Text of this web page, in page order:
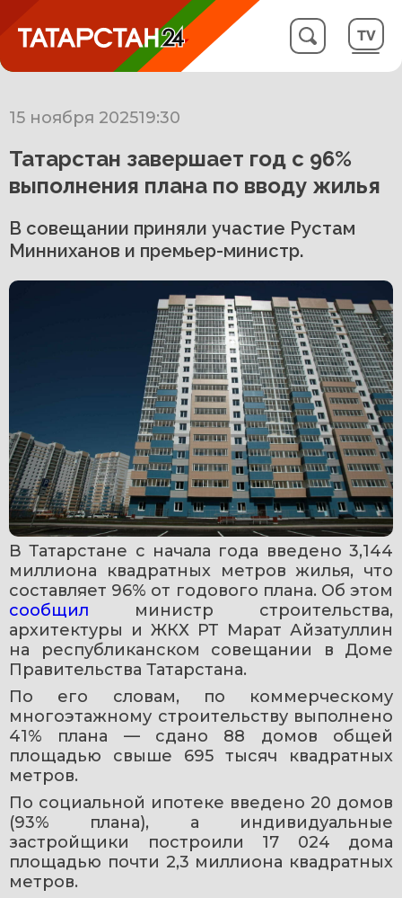
15 ноября 202519:30
Татарстан завершает год с 96%
выполнения плана по вводу жилья
В совещании приняли участие Рустам
Минниханов и премьер-министр.
В Татарстане с начала года введено 3,144
миллиона квадратных метров жилья, что
сообщил министр строительства,
архитектуры и ЖКХ РТ Марат Айзатуллин
на республиканском совещании в Доме
Правительства Татарстана.
По его словам, по коммерческому
многоэтажному строительству выполнено
41% плана — сдано 88 домов общей
площадью свыше 695 тысяч квадратных
метров.
По социальной ипотеке введено 20 домов
(93% плана), а индивидуальные
застройщики построили 17 024 дома
площадью почти 2,3 миллиона квадратных
метров.